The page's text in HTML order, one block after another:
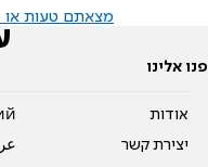
מצאתם טעות או
פנו אלינו
אודות
יצירת קשר